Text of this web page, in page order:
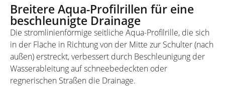
Breitere Aqua-Profilrillen für eine
beschleunigte Drainage
Die stromlinienförmige seitliche Aqua-Profilrille, die sich
in der Fläche in Richtung von der Mitte zur Schulter (nach
außen) erstreckt, verbessert durch Beschleunigung der
Wasserableitung auf schneebedeckten oder
regnerischen Straßen die Drainage.